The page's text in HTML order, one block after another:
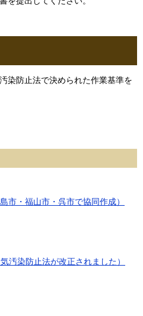
染防止法で決められた作業基準を
市・福山市・呉市で協同作成）
染防止法が改正されました）